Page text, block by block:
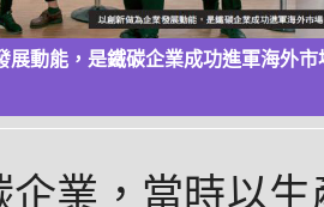
展動能，是鐵碳企業成功進軍海外市
企業，當時以